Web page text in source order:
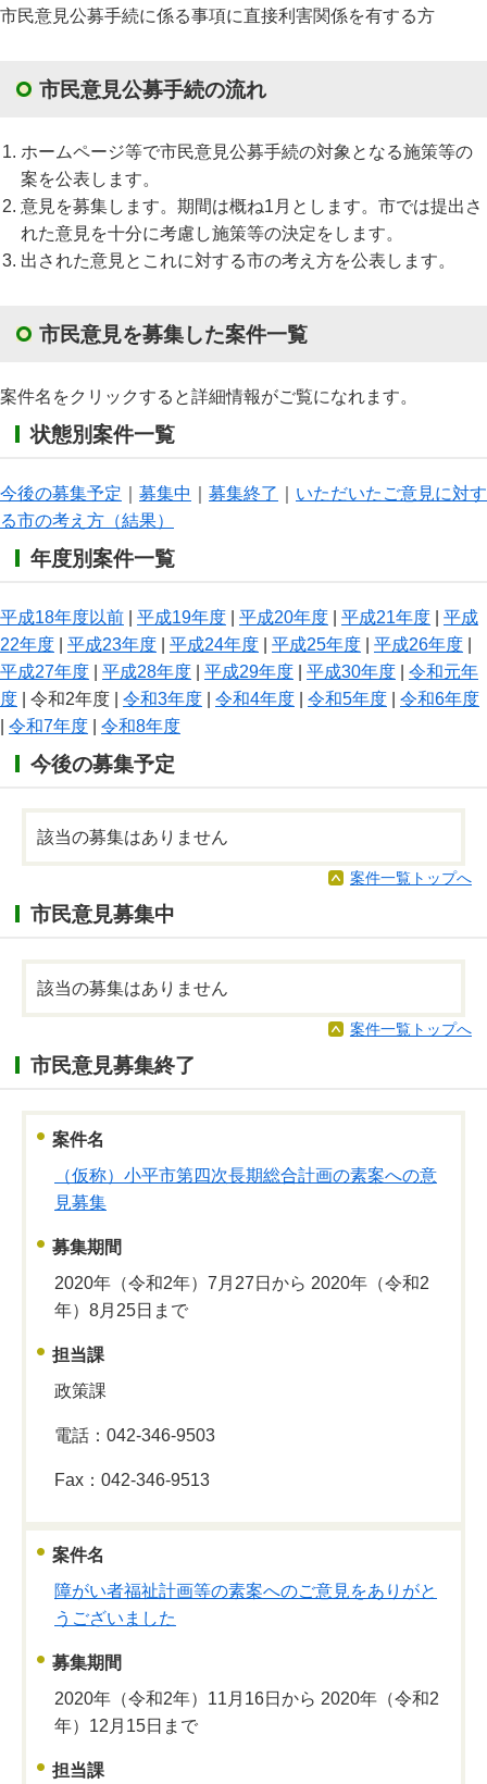
市民意見公募手続に係る事項に直接利害関係を有する方
市民意見公募手続の流れ
ホームページ等で市民意見公募手続の対象となる施策等の
案を公表します。
意見を募集します。期間は概ね1月とします。市では提出さ
れた意見を十分に考慮し施策等の決定をします。
出された意見とこれに対する市の考え方を公表します。
市民意見を募集した案件一覧
案件名をクリックすると詳細情報がご覧になれます。
状態別案件一覧
今後の募集予定 募集中 募集終了
いただいたご意見に対す
る市の考え方（結果）
年度別案件一覧
平成18年度以前 平成19年度 平成20年度 平成21年度
平成
22年度
平成23年度 平成24年度 平成25年度 平成26年度
平成27年度
平成28年度 平成29年度 平成30年度
令和元年
度 | 令和2年度 | 令和3年度 令和4年度 令和5年度
令和6年度
令和7年度 令和8年度
今後の募集予定
該当の募集はありません
案件一覧トップへ
市民意見募集中
該当の募集はありません
案件一覧トップへ
市民意見募集終了
案件名
（仮称）小平市第四次長期総合計画の素案への意
見募集
募集期間
2020年（令和2年）7月27日から 2020年（令和2
年）8月25日まで
担当課
政策課
電話：042-346-9503
Fax：042-346-9513
案件名
障がい者福祉計画等の素案へのご意見をありがと
うございました
募集期間
2020年（令和2年）11月16日から 2020年（令和2
年）12月15日まで
担当課